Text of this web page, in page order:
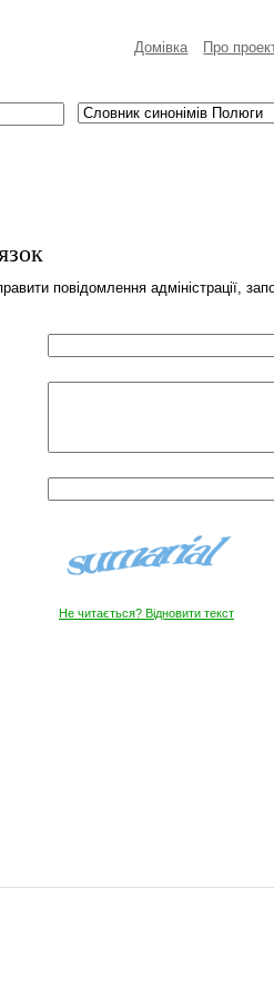
Домівка Про
повідомлення адміністрації,
Не читається? Відновити текст